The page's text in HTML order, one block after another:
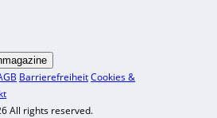
BarrierefreiheitCookies &
All rights reserved.